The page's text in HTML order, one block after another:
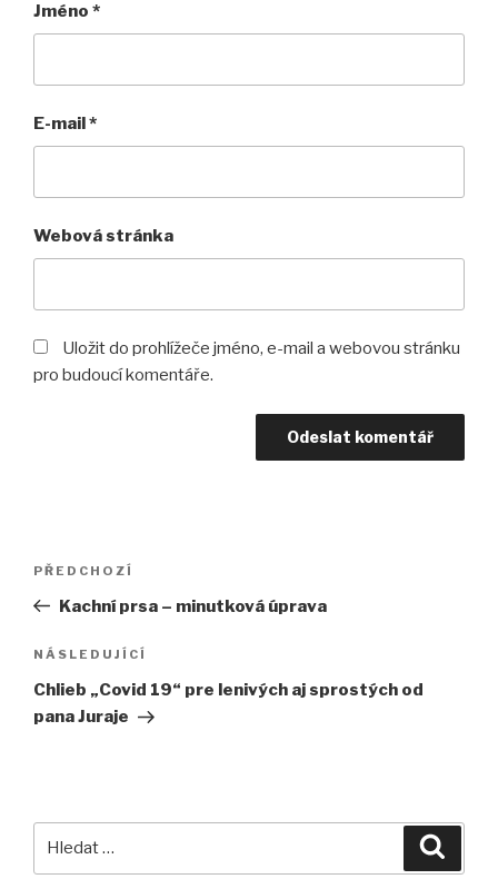
Jméno *
E-mail*
Webová stránka
Uložit do prohlížeče jméno, e-mail a webovou stránku
pro budoucí komentáře.
Navigace
příspěvek
Předchozí
příspěvek
PŘEDCHOZÍ
Kachní prsa – minutková úprava
Následující
příspěvek
NÁSLEDUJÍCÍ
Chlieb „Covid 19“ pre lenivých aj sprostých od
pana Juraje